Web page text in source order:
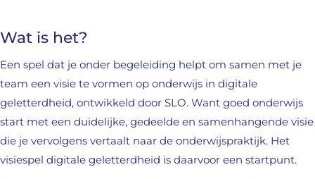
Wat is het?
Een spel dat je onder begeleiding helpt om samen met je
team een visie te vormen op onderwijs in digitale
geletterdheid, ontwikkeld door SLO. Want goed onderwijs
start met een duidelijke, gedeelde en samenhangende visie
die je vervolgens vertaalt naar de onderwijspraktijk. Het
visiespel digitale geletterdheid is daarvoor een startpunt.